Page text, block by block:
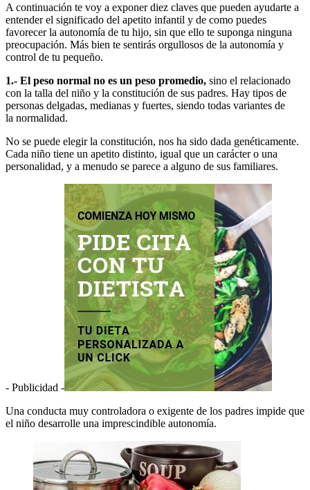
A continuación te voy a exponer diez claves que pueden ayudarte a
entender el significado del apetito infantil y de como puedes
favorecer la autonomía de tu hijo, sin que ello te suponga ninguna
preocupación. Más bien te sentirás orgullosos de la autonomía y
control de tu pequeño.
1.- El peso normal no es un peso promedio, sino el relacionado
con la talla del niño y la constitución de sus padres. Hay tipos de
personas delgadas, medianas y fuertes, siendo todas variantes de
la normalidad.
No se puede elegir la constitución, nos ha sido dada genéticamente.
Cada niño tiene un apetito distinto, igual que un carácter o una
personalidad, y a menudo se parece a alguno de sus familiares.
- Publicidad -
Una conducta muy controladora o exigente de los padres impide que
el niño desarrolle una imprescindible autonomía.